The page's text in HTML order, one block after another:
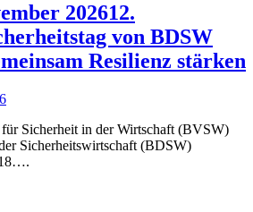
202612.
von BDSW
Resilienz stärken
Sicherheit in der Wirtschaft (BVSW)
Sicherheitswirtschaft (BDSW)
18….